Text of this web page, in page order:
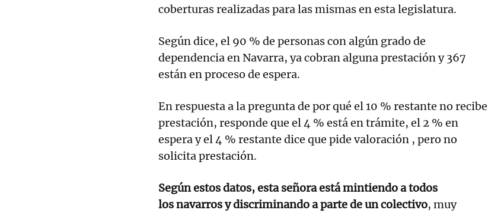
coberturas realizadas para las mismas en esta legislatura.
Según dice, el 90 % de personas con algún grado de
dependencia en Navarra, ya cobran alguna prestación y 367
están en proceso de espera.
En respuesta a la pregunta de por qué el 10 % restante no recibe
prestación, responde que el 4 % está en trámite, el 2 % en
espera y el 4 % restante dice que pide valoración , pero no
solicita prestación.
Según estos datos, esta señora está mintiendo a todos
los navarros y discriminando a parte de un colectivo, muy